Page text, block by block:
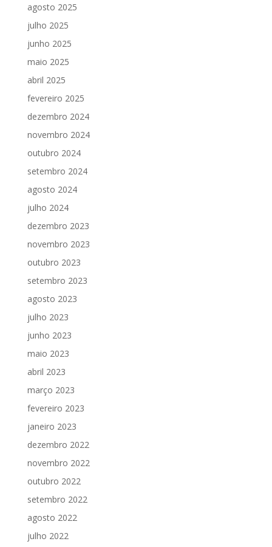
agosto 2025
julho 2025
junho 2025
maio 2025
abril 2025
fevereiro 2025
dezembro 2024
novembro 2024
outubro 2024
setembro 2024
agosto 2024
julho 2024
dezembro 2023
novembro 2023
outubro 2023
setembro 2023
agosto 2023
julho 2023
junho 2023
maio 2023
abril 2023
março 2023
fevereiro 2023
janeiro 2023
dezembro 2022
novembro 2022
outubro 2022
setembro 2022
agosto 2022
julho 2022